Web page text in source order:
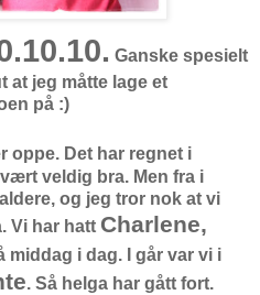
Ganske spesielt
at jeg måtte lage et
på :)
oppe. Det har regnet i
veldig bra. Men fra i
og jeg tror nok at vi
Vi har hatt Charlene,
middag i dag. I går var vi i
. Så helga har gått fort.